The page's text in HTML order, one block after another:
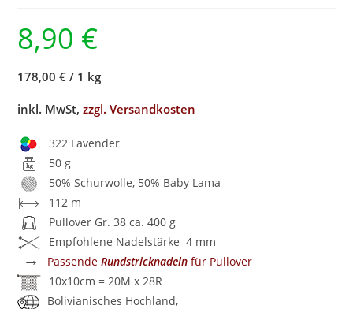
8,90 €
178,00 € / 1 kg
inkl. MwSt,zzgl. Versandkosten
322 Lavender
50 g
50% Schurwolle, 50% Baby Lama
112 m
Pullover Gr. 38 ca. 400 g
Empfohlene Nadelstärke 4 mm
→ PassendeRundstricknadeln für Pullover
10x10cm = 20M x 28R
Bolivianisches Hochland,